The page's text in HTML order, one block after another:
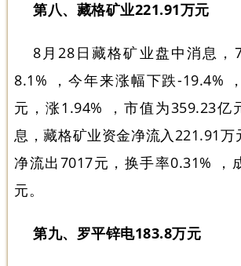
第八、藏格矿业221.91万元
8月28日藏格矿业盘中消息，
8.1% ，今年来涨幅下跌-19.4%
元，涨1.94% ，市值为359.23亿
息，藏格矿业资金净流入221.91万
净流出7017元，换手率0.31% ，
元。
第九、罗平锌电183.8万元